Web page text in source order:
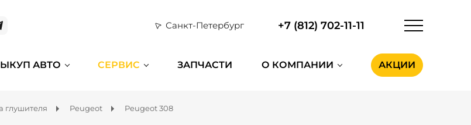
Санкт-Петербург +7 (812) 702-11-11
АВТО СЕРВИС ЗАПЧАСТИ О КОМПАНИИ АКЦИИ
глушителя Peugeot Peugeot 308